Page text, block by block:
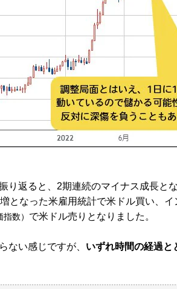
り返ると、2期連続のマイナス成長と
となった米雇用統計で米ドル買い、
指数） で米ドル売りとなりました。
ない感じですが、 いずれ時間の経過と